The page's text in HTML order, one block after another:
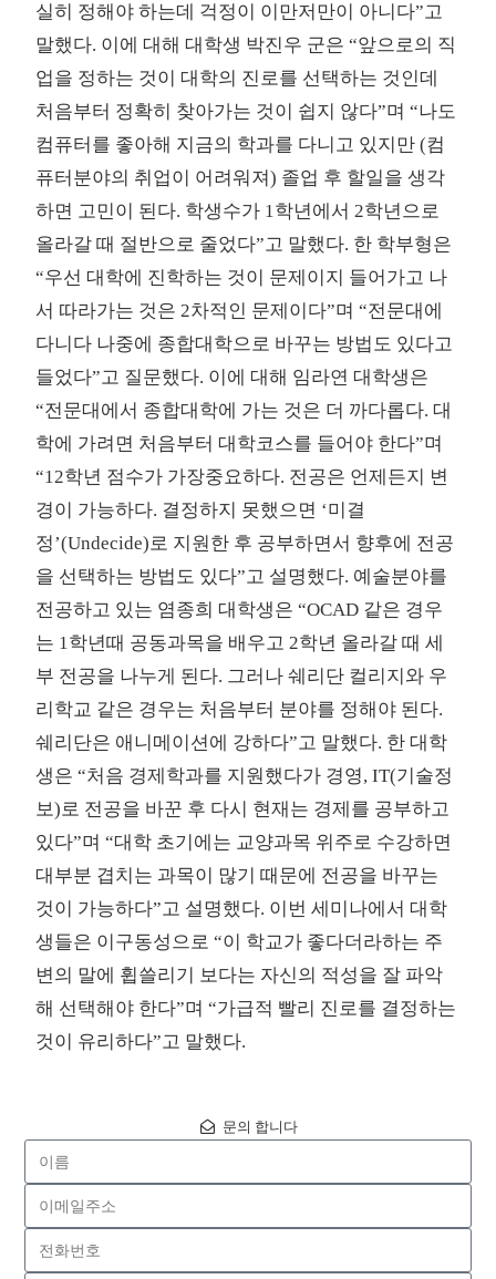
실히 정해야 하는데 걱정이 이만저만이 아니다”고
말했다. 이에 대해 대학생 박진우 군은 “앞으로의 직
업을 정하는 것이 대학의 진로를 선택하는 것인데
처음부터 정확히 찾아가는 것이 쉽지 않다”며 “나도
컴퓨터를 좋아해 지금의 학과를 다니고 있지만 (컴
퓨터분야의 취업이 어려워져) 졸업 후 할일을 생각
하면 고민이 된다. 학생수가 1학년에서 2학년으로
올라갈 때 절반으로 줄었다”고 말했다. 한 학부형은
“우선 대학에 진학하는 것이 문제이지 들어가고 나
서 따라가는 것은 2차적인 문제이다”며 “전문대에
다니다 나중에 종합대학으로 바꾸는 방법도 있다고
들었다”고 질문했다. 이에 대해 임라연 대학생은
“전문대에서 종합대학에 가는 것은 더 까다롭다. 대
학에 가려면 처음부터 대학코스를 들어야 한다”며
“12학년 점수가 가장중요하다. 전공은 언제든지 변
경이 가능하다. 결정하지 못했으면 ‘미결
정’(Undecide)로 지원한 후 공부하면서 향후에 전공
을 선택하는 방법도 있다”고 설명했다. 예술분야를
전공하고 있는 염종희 대학생은 “OCAD 같은 경우
는 1학년때 공동과목을 배우고 2학년 올라갈 때 세
부 전공을 나누게 된다. 그러나 쉐리단 컬리지와 우
리학교 같은 경우는 처음부터 분야를 정해야 된다.
쉐리단은 애니메이션에 강하다”고 말했다. 한 대학
생은 “처음 경제학과를 지원했다가 경영, IT(기술정
보)로 전공을 바꾼 후 다시 현재는 경제를 공부하고
있다”며 “대학 초기에는 교양과목 위주로 수강하면
대부분 겹치는 과목이 많기 때문에 전공을 바꾸는
것이 가능하다”고 설명했다. 이번 세미나에서 대학
생들은 이구동성으로 “이 학교가 좋다더라하는 주
변의 말에 휩쓸리기 보다는 자신의 적성을 잘 파악
해 선택해야 한다”며 “가급적 빨리 진로를 결정하는
것이 유리하다”고 말했다.
문의 합니다